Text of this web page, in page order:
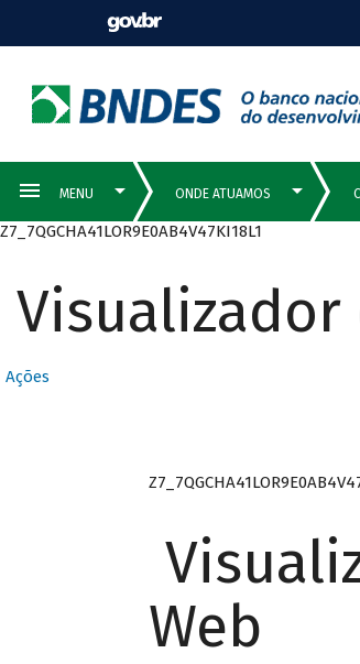
Z7_7QGCHA41LOR9E0AB4V47KI18L1
Visualizador
Ações
Web